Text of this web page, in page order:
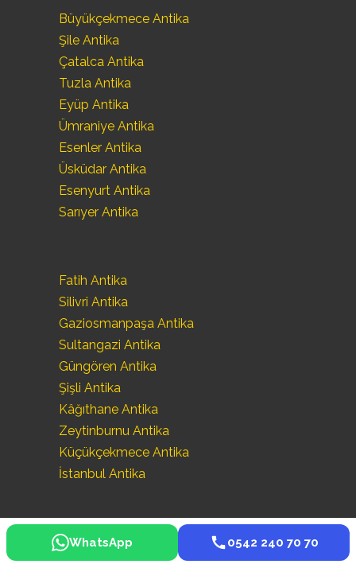
Büyükçekmece Antika
Şile Antika
Çatalca Antika
Tuzla Antika
Eyüp Antika
Ümraniye Antika
Esenler Antika
Üsküdar Antika
Esenyurt Antika
Sarıyer Antika
Fatih Antika
Silivri Antika
Gaziosmanpaşa Antika
Sultangazi Antika
Güngören Antika
Şişli Antika
Kâğıthane Antika
Zeytinburnu Antika
Küçükçekmece Antika
İstanbul Antika
©
WhatsApp 0542 240 70 70